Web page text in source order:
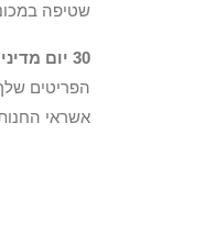
שטיפה
30 יום מדיניות החזר והחזר כספי
אשראי